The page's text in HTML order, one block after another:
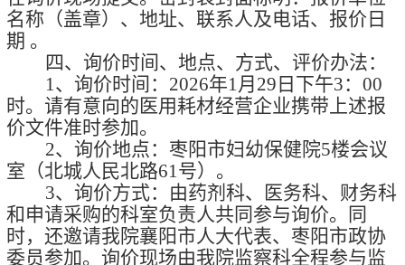
名称（盖章）、地址、联系 人及电话、报价日
期 。
四、询价时间、地点、方式、评价办法：
1、询价时间： 2026年1 月 29 日下午3： 00
时。 请有意向的医用耗材经营企业携带上述报
价文件准时参加。
2、询价地点：枣阳市妇幼保健院5楼会议
室（北城人民北路61号）。
3、询价方式：由药剂科、医务科、财务科
和申请采购的科室负责人共同参与询价。同
时，还邀请我院襄阳市人大代表、枣阳市政协
委员参加。询价现场由我院监察科全程参与监